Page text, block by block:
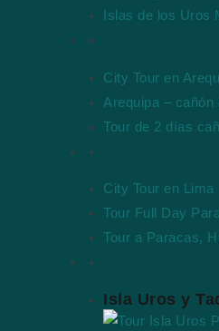
Islas de los Uros
City Tour en
Arequipa –
Tour de 2 días
City Tour en Lima
Tour Full Day
Tour a Paracas,
Isla Uros y